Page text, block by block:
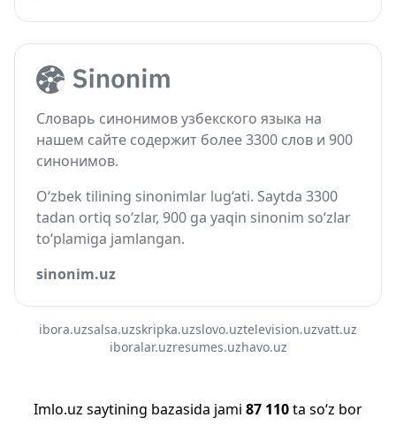
Словарь синонимов узбекского языка на
нашем сайте содержит более 3300 слов и 900
синонимов.
O‘zbek tilining sinonimlar lug‘ati. Saytda 3300
tadan ortiq so‘zlar, 900 ga yaqin sinonim so‘zlar
to‘plamiga jamlangan.
sinonim.uz
ibora.uzsalsa.uzskripka.uzslovo.uztelevision.uzvatt.uz
iboralar.uzresumes.uzhavo.uz
Imlo.uz saytining bazasida jami 87 110ta so‘z bor